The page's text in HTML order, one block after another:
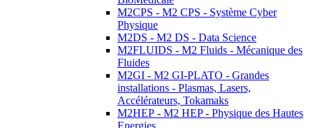
M2CPS - M2 CPS - Système Cyber
Physique
M2DS - M2 DS - Data Science
M2FLUIDS - M2 Fluids - Mécanique des
Fluides
M2GI - M2 GI-PLATO - Grandes
installations - Plasmas, Lasers,
Accélérateurs, Tokamaks
M2HEP - M2 HEP - Physique des Hautes
Energies